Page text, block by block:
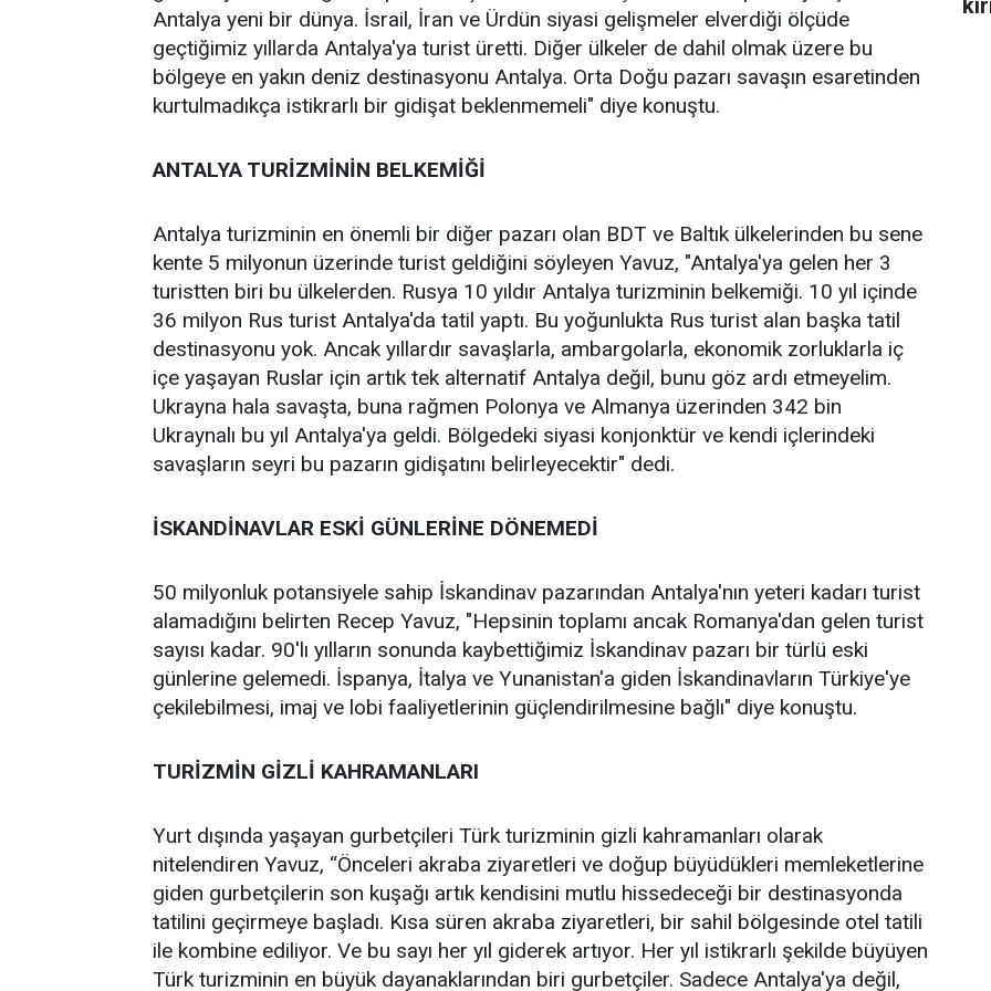
Antalya yeni bir dünya. İsrail, İran ve Ürdün siyasi gelişmeler elverdiği ölçüde
geçtiğimiz yıllarda Antalya'ya turist üretti. Diğer ülkeler de dahil olmak üzere bu
bölgeye en yakın deniz destinasyonu Antalya. Orta Doğu pazarı savaşın esaretinden
kurtulmadıkça istikrarlı bir gidişat beklenmemeli" diye konuştu.
ANTALYA TURİZMİNİN BELKEMİĞİ
Antalya turizminin en önemli bir diğer pazarı olan BDT ve Baltık ülkelerinden bu sene
kente 5 milyonun üzerinde turist geldiğini söyleyen Yavuz, "Antalya'ya gelen her 3
turistten biri bu ülkelerden. Rusya 10 yıldır Antalya turizminin belkemiği. 10 yıl içinde
36 milyon Rus turist Antalya'da tatil yaptı. Bu yoğunlukta Rus turist alan başka tatil
destinasyonu yok. Ancak yıllardır savaşlarla, ambargolarla, ekonomik zorluklarla iç
içe yaşayan Ruslar için artık tek alternatif Antalya değil, bunu göz ardı etmeyelim.
Ukrayna hala savaşta, buna rağmen Polonya ve Almanya üzerinden 342 bin
Ukraynalı bu yıl Antalya'ya geldi. Bölgedeki siyasi konjonktür ve kendi içlerindeki
savaşların seyri bu pazarın gidişatını belirleyecektir" dedi.
İSKANDİNAVLAR ESKİ GÜNLERİNE DÖNEMEDİ
50 milyonluk potansiyele sahip İskandinav pazarından Antalya'nın yeteri kadarı turist
alamadığını belirten Recep Yavuz, "Hepsinin toplamı ancak Romanya'dan gelen turist
sayısı kadar. 90'lı yılların sonunda kaybettiğimiz İskandinav pazarı bir türlü eski
günlerine gelemedi. İspanya, İtalya ve Yunanistan'a giden İskandinavların Türkiye'ye
çekilebilmesi, imaj ve lobi faaliyetlerinin güçlendirilmesine bağlı" diye konuştu.
TURİZMİN GİZLİ KAHRAMANLARI
Yurt dışında yaşayan gurbetçileri Türk turizminin gizli kahramanları olarak
nitelendiren Yavuz, “Önceleri akraba ziyaretleri ve doğup büyüdükleri memleketlerine
giden gurbetçilerin son kuşağı artık kendisini mutlu hissedeceği bir destinasyonda
tatilini geçirmeye başladı. Kısa süren akraba ziyaretleri, bir sahil bölgesinde otel tatili
ile kombine ediliyor. Ve bu sayı her yıl giderek artıyor. Her yıl istikrarlı şekilde büyüyen
Türk turizminin en büyük dayanaklarından biri gurbetçiler. Sadece Antalya'ya değil,